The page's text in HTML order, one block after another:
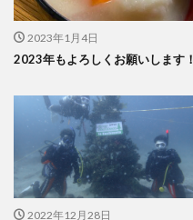
2023年1月4日
2023年もよろしくお願いします！
2022年12月28日